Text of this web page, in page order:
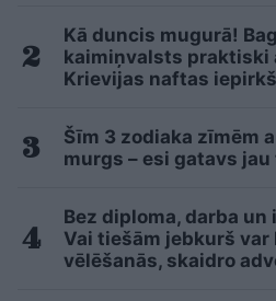
Kā duncis mugurā!
kaimiņvalsts praktiski
Krievijas naftas
Šīm 3 zodiaka zīmēm
murgs – esi gatavs jau
Bez diploma, darba
Vai tiešām jebkurš var
vēlēšanās, skaidro